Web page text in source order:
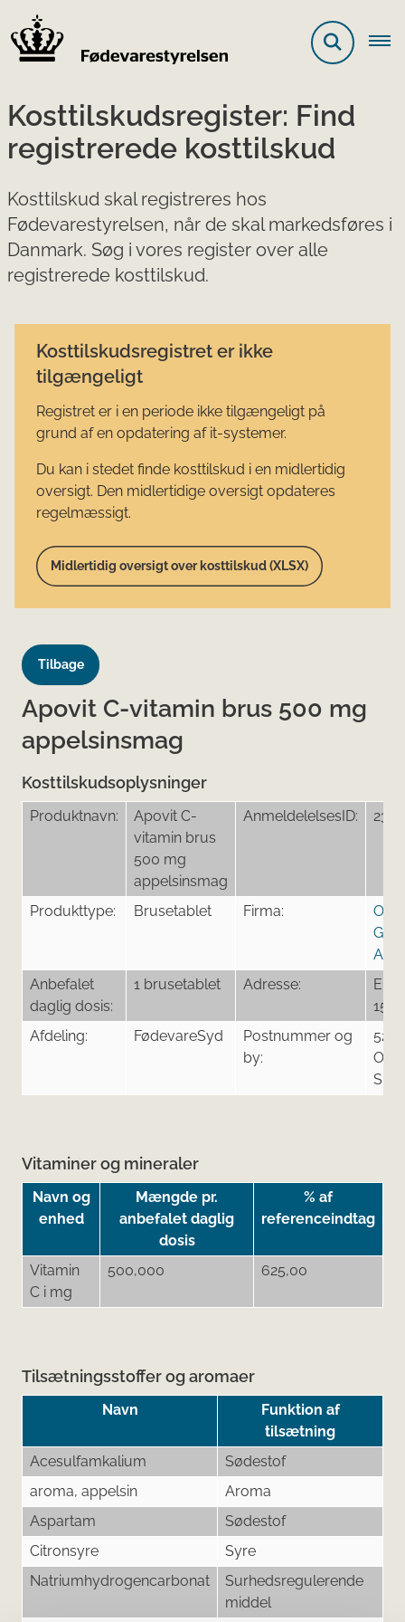
Kosttilskudsregister: Find
registrerede kosttilskud
Kosttilskud skal registreres hos
Fødevarestyrelsen, når de skal markedsføres i
Danmark. Søg i vores register over alle
registrerede kosttilskud.
Kosttilskudsregistret er ikke
tilgængeligt
Registret er i en periode ikke tilgængeligt på
grund af en opdatering af it-systemer.
Du kan i stedet finde kosttilskud i en midlertidig
oversigt. Den midlertidige oversigt opdateres
regelmæssigt.
Midlertidig oversigt over kosttilskud (XLSX)
Tilbage
Apovit C-vitamin brus 500 mg
appelsinsmag
Kosttilskudsoplysninger
Produktnavn:
Apovit C-
vitamin brus
500 mg
appelsinsmag
AnmeldelelsesID:
Produkttype: Brusetablet Firma:
A/S
Anbefalet
daglig dosis:
1 brusetablet Adresse:
15
Afdeling:
FødevareSyd
Postnummer og
by:
S
Vitaminer og mineraler
Navn og
enhed
Mængde pr.
anbefalet daglig
dosis
% af
referenceindtag
Vitamin
C i mg
500,000 625,00
Tilsætningsstoffer og aromaer
Navn
Funktion af
tilsætning
Acesulfamkalium
Sødestof
aroma, appelsin
Aroma
Aspartam
Sødestof
Citronsyre
Syre
Natriumhydrogencarbonat
Surhedsregulerende
middel